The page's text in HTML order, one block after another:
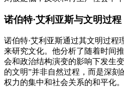
诺伯特·艾利亚斯与文明过程
诺伯特·艾利亚斯通过其文明过程
来研究文化。他分析了随着时间
会和政治结构演变的影响下发生
的文明”并非自然过程，而是深刻
权力的集中和社会关系的和平化。